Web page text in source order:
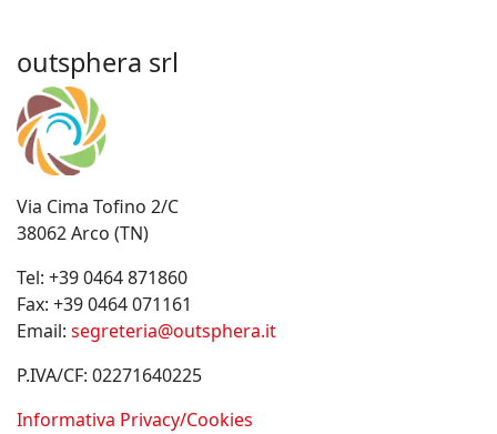
outsphera srl
Via Cima Tofino 2/C
38062 Arco (TN)
Tel: +39 0464 871860
Fax: +39 0464 071161
Email: segreteria@outsphera.it
P.IVA/CF: 02271640225
Informativa Privacy/Cookies